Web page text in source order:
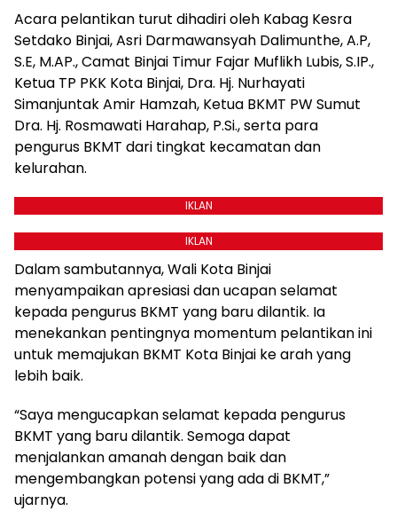
Acara pelantikan turut dihadiri oleh Kabag Kesra
Setdako Binjai, Asri Darmawansyah Dalimunthe, A.P,
S.E, M.AP., Camat Binjai Timur Fajar Muflikh Lubis, S.IP.,
Ketua TP PKK Kota Binjai, Dra. Hj. Nurhayati
Simanjuntak Amir Hamzah, Ketua BKMT PW Sumut
Dra. Hj. Rosmawati Harahap, P.Si., serta para
pengurus BKMT dari tingkat kecamatan dan
kelurahan.
IKLAN
IKLAN
Dalam sambutannya, Wali Kota Binjai
menyampaikan apresiasi dan ucapan selamat
kepada pengurus BKMT yang baru dilantik. Ia
menekankan pentingnya momentum pelantikan ini
untuk memajukan BKMT Kota Binjai ke arah yang
lebih baik.
“Saya mengucapkan selamat kepada pengurus
BKMT yang baru dilantik. Semoga dapat
menjalankan amanah dengan baik dan
mengembangkan potensi yang ada di BKMT,”
ujarnya.